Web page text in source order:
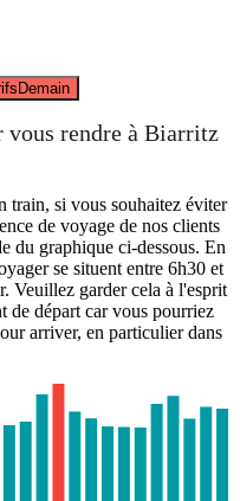
Demain
rendre à Biarritz
train, si vous souhaitez éviter
de voyage de nos clients
du graphique ci-dessous. En
se situent entre 6h30 et
Veuillez garder cela à l'esprit
de départ car vous pourriez
arriver, en particulier dans